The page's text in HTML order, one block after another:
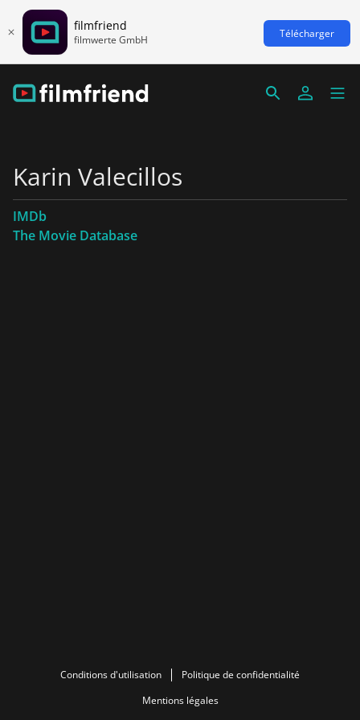
filmfriend
filmwerte GmbH Télécharger
Karin Valecillos
IMDb
The Movie Database
Conditions d'utilisation
Politique de confidentialité
Mentions légales